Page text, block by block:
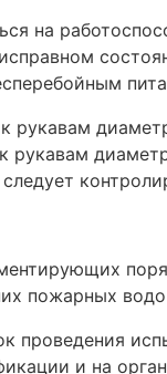
на
рукавам
рукавам
пожарных
проведения
и на